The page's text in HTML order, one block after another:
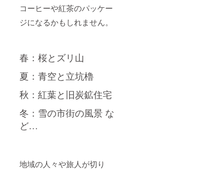
コーヒーや紅茶のパッケー
ジになるかもしれません。
春：桜とズリ山
夏：青空と立坑櫓
秋：紅葉と旧炭鉱住宅
冬：雪の市街の風景 な
ど…
地域の人々や旅人が切り